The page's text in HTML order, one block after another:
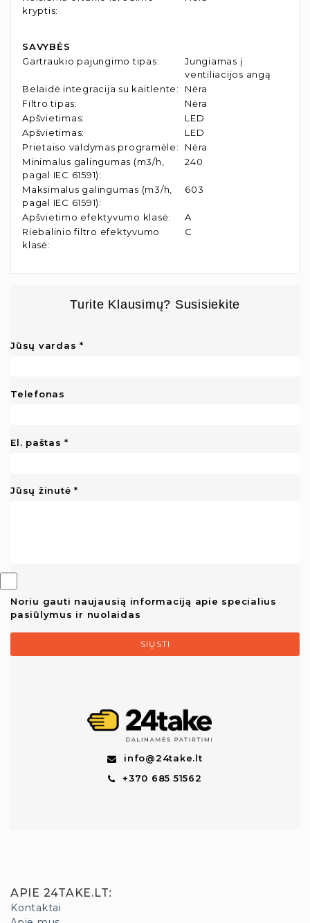
kryptis:
SAVYBĖS
Gartraukio pajungimo tipas:
Jungiamas į
ventiliacijos angą
Belaidė integracija su kaitlente:
Nėra
Filtro tipas:
Nėra
Apšvietimas:
LED
Apšvietimas:
LED
Prietaiso valdymas programėle:
Nėra
Minimalus galingumas (m3/h,
pagal IEC 61591):
240
Maksimalus galingumas (m3/h,
pagal IEC 61591):
603
Apšvietimo efektyvumo klasė:
A
Riebalinio filtro efektyvumo
klasė:
C
Turite Klausimų? Susisiekite
Jūsų vardas
Telefonas
El. paštas
Jūsų žinutė
Noriu gauti naujausią informaciją apie specialius
pasiūlymus ir nuolaidas
SIŲSTI
info@24take.lt
+370 685 51562
APIE 24TAKE.LT:
Kontaktai